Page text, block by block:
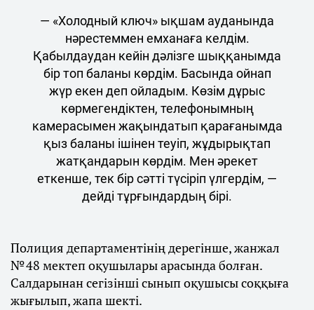
— «Холодный ключ» ықшам ауданында
нәрестеммен емханаға келдім.
Қабылдаудан кейін дәлізге шыққанымда
бір топ баланы көрдім. Басында ойнап
жүр екен деп ойладым. Көзім дұрыс
көрмегендіктен, телефонымның
камерасымен жақындатып қарағанымда
қыз баланы ішінен теуіп, жұдырықтап
жатқандарын көрдім. Мен әрекет
еткенше, тек бір сәтті түсіріп үлгердім, —
дейді тұрғындардың бірі.
Полиция департаментінің дерегінше, жанжал
№ 48 мектеп оқушылары арасында болған.
Салдарынан сегізінші сынып оқушысы соққыға
жығылып, жапа шекті.